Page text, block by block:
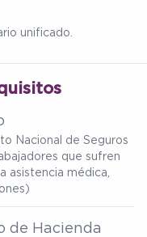
unificado.
Nacional de Seguros
que sufren
asistencia médica,
de Hacienda